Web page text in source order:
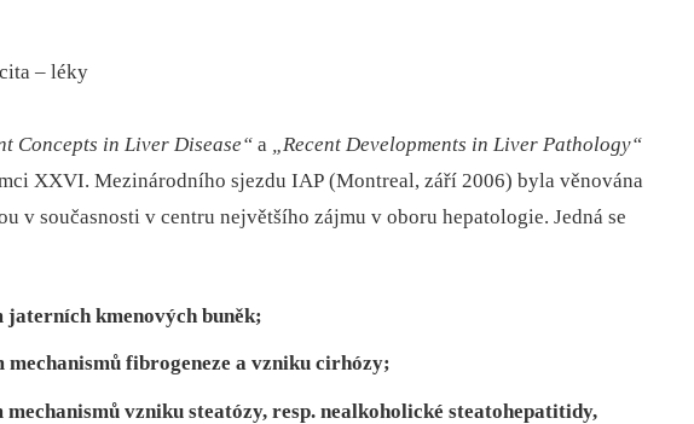
–⁠ léky
Concepts in Liver Disease“ a „Recent Developments in Liver Pathology“
XXVI. Mezinárodního sjezdu IAP (Montreal, září 2006) byla věnována
v současnosti v centru největšího zájmu v oboru hepatologie. Jedná se
jaterních kmenových buněk;
mechanismů fibrogeneze a vzniku cirhózy;
mechanismů vzniku steatózy, resp. nealkoholické steatohepatitidy,